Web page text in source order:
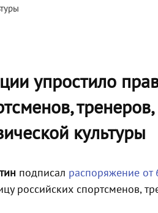
упростило
культуры
подписал распоряжение от
российских спортсменов,